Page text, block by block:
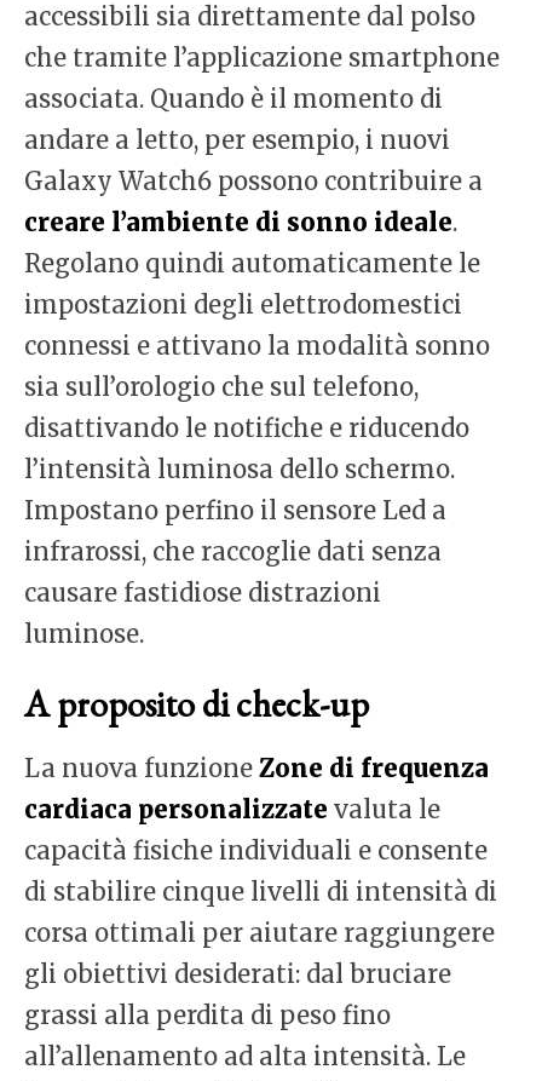
accessibili sia direttamente dal polso
che tramite l’applicazione smartphone
associata. Quando è il momento di
andare a letto, per esempio, i nuovi
Galaxy Watch6 possono contribuire a
creare l’ambiente di sonno ideale.
Regolano quindi automaticamente le
impostazioni degli elettrodomestici
connessi e attivano la modalità sonno
sia sull’orologio che sul telefono,
disattivando le notifiche e riducendo
l’intensità luminosa dello schermo.
Impostano perfino il sensore Led a
infrarossi, che raccoglie dati senza
causare fastidiose distrazioni
luminose.
A proposito di check-up
La nuova funzione Zone di frequenza
cardiaca personalizzate valuta le
capacità fisiche individuali e consente
di stabilire cinque livelli di intensità di
corsa ottimali per aiutare raggiungere
gli obiettivi desiderati: dal bruciare
grassi alla perdita di peso fino
all’allenamento ad alta intensità. Le